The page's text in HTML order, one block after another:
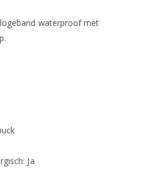
waterproof met
Ja